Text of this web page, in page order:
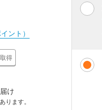
ント）
得
け
ります。